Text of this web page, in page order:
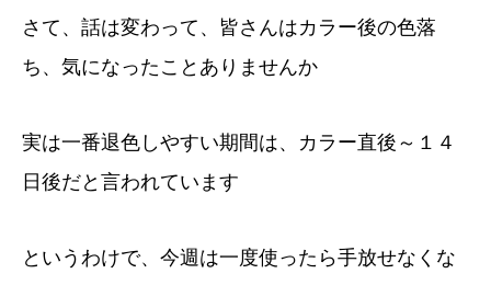
さて、話は変わって、皆さんはカラー後の色落
ち、気になったことありませんか
実は一番退色しやすい期間は、カラー直後～１４
日後だと言われています
というわけで、今週は一度使ったら手放せなくな